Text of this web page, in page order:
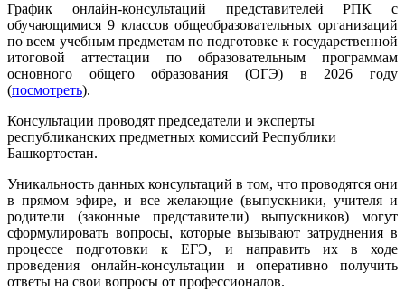
График онлайн-консультаций представителей РПК с
обучающимися 9 классов общеобразовательных организаций
по всем учебным предметам по подготовке к государственной
итоговой аттестации по образовательным программам
основного общего образования (ОГЭ) в 2026 году
(посмотреть).
Консультации проводят председатели и эксперты
республиканских предметных комиссий Республики
Башкортостан.
Уникальность данных консультаций в том, что проводятся они
в прямом эфире, и все желающие (выпускники, учителя и
родители (законные представители) выпускников) могут
сформулировать вопросы, которые вызывают затруднения в
процессе подготовки к ЕГЭ, и направить их в ходе
проведения онлайн-консультации и оперативно получить
ответы на свои вопросы от профессионалов.